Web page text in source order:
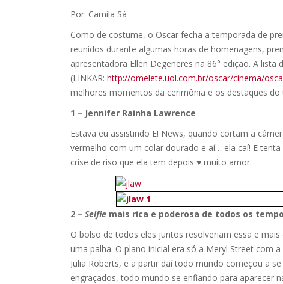
Por: Camila Sá
Como de costume, o Oscar fecha a temporada de
reunidos durante algumas horas de homenagens,
apresentadora Ellen Degeneres na 86° edição. A
(LINKAR: http://omelete.uol.com.br/oscar/cinema/
melhores momentos da cerimônia e os destaques do
1 – Jennifer Rainha Lawrence
Estava eu assistindo E! News, quando cortam a
vermelho com um colar dourado e aí… ela caí! E
crise de riso que ela tem depois ♥ muito amor.
2 – Selfie mais rica e poderosa de todos os
O bolso de todos eles juntos resolveriam essa e
uma palha. O plano inicial era só a Meryl Street com
Julia Roberts, e a partir daí todo mundo começou a
engraçados, todo mundo se enfiando para aparecer